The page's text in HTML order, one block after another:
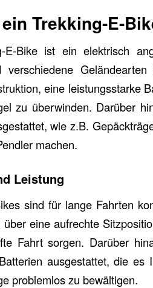
Trekking-E-
E-Bike ist ein elektrisch
verschiedene
eine leistungsstarke
zu überwinden. Darüber
wie z.B.
machen.
Leistung
sind für lange Fahrten
über eine aufrechte
Fahrt sorgen. Darüber
ausgestattet, die
problemlos zu bewältigen.